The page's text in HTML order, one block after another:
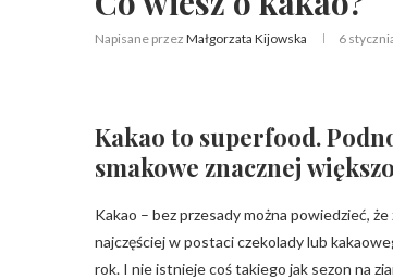
Napisane przez Małgorzata Kijowska 6
Kakao to superfood.
smakowe znacznej
Kakao – bez przesady można powiedzieć,
najczęściej w postaci czekolady lub
rok. I nie istnieje coś takiego jak sezon na